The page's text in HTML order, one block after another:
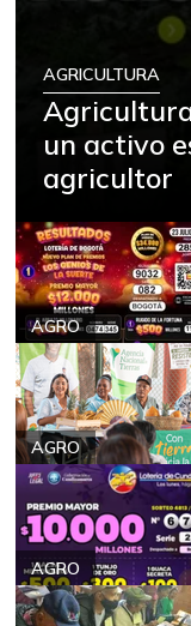
AGRICULTURA
un activo
agricultor
AGRO
AGRO
AGRO